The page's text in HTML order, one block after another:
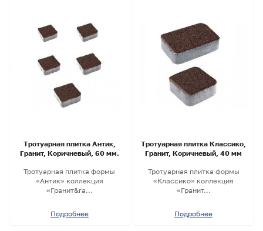
Тротуарная плитка Антик,
Гранит, Коричневый, 60 мм.
Тротуарная плитка формы
«Антик» коллекция
«Гранит&ra...
Подробнее
Тротуарная плитка Классико,
Гранит, Коричневый, 40 мм
Тротуарная плитка формы
«Классико» коллекция
«Гранит...
Подробнее